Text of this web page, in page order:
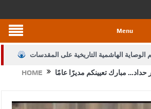
Menu
الوصاية الهاشمية التاريخية على المقدسات
الإسلامية والمسيحية HOME
حداد… مبارك تعيينكم مديرًا عامًا